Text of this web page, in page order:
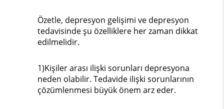
Özetle, depresyon gelişimi ve depresyon
tedavisinde şu özelliklere her zaman dikkat
edilmelidir.
1)Kişiler arası ilişki sorunları depresyona
neden olabilir. Tedavide ilişki sorunlarının
çözümlenmesi büyük önem arz eder.